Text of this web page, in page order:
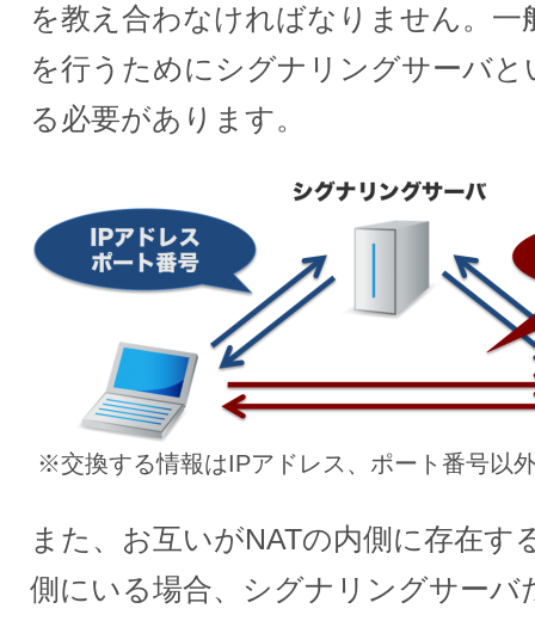
を教え合わなければなりません。一
を行うためにシグナリングサーバ
る必要があります。
※交換する情報はIPアドレス、ポート番号以
また、お互いがNATの内側に存在す
側にいる場合、シグナリングサーバ